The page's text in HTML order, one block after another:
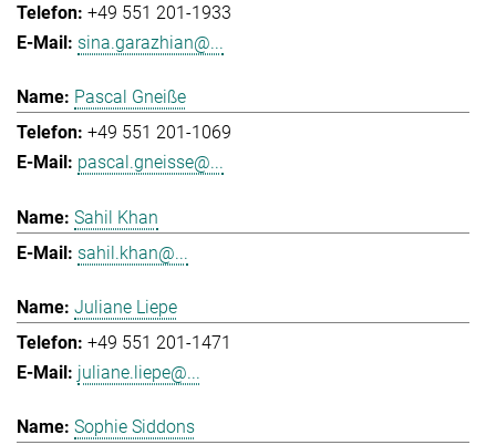
+49 551 201-1933
sina.garazhian@...
Pascal Gneiße
+49 551 201-1069
pascal.gneisse@...
Sahil Khan
sahil.khan@...
Juliane Liepe
+49 551 201-1471
juliane.liepe@...
Sophie Siddons